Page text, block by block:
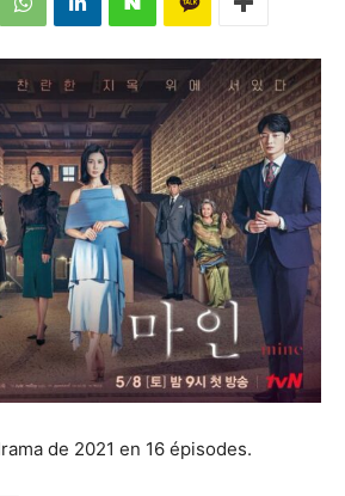
de 2021 en 16 épisodes.